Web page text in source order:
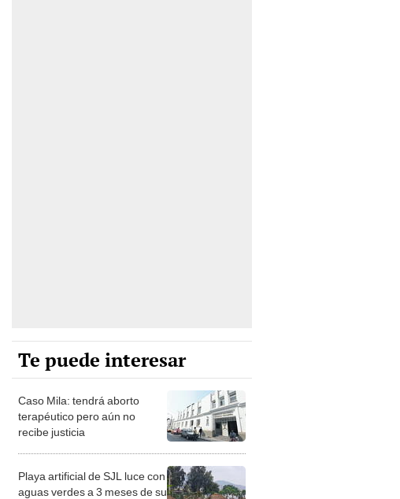
Te puede interesar
Caso Mila: tendrá aborto
terapéutico pero aún no
recibe justicia
Playa artificial de SJL luce con
aguas verdes a 3 meses de su